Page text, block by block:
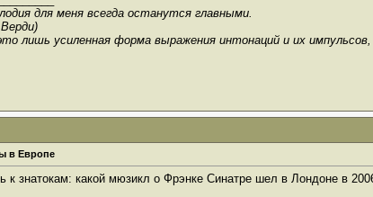
для меня всегда останутся главными.
лишь усиленная форма выражения интонаций и их
в Европе
к знатокам: какой мюзикл о Фрэнке Синатре шел в Лондоне в